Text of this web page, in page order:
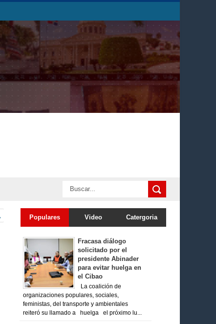
Populares Video Catergoria
Fracasa diálogo
solicitado por el
presidente Abinader
para evitar huelga en
el Cibao
La coalición de
organizaciones populares, sociales,
feministas, del transporte y ambientales
reiteró su llamado a huelga el próximo lu...